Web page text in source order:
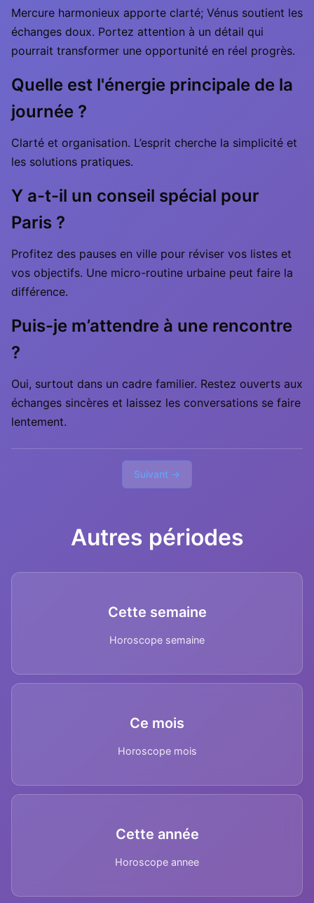
Mercure harmonieux apporte clarté; Vénus soutient les
échanges doux. Portez attention à un détail qui
pourrait transformer une opportunité en réel progrès.
Quelle est l'énergie principale de la
journée ?
Clarté et organisation. L’esprit cherche la simplicité et
les solutions pratiques.
Y a-t-il un conseil spécial pour
Paris ?
Profitez des pauses en ville pour réviser vos listes et
vos objectifs. Une micro-routine urbaine peut faire la
différence.
Puis-je m’attendre à une rencontre
?
Oui, surtout dans un cadre familier. Restez ouverts aux
échanges sincères et laissez les conversations se faire
lentement.
Suivant →
Autres périodes
Cette semaine
Horoscope semaine
Ce mois
Horoscope mois
Cette année
Horoscope annee